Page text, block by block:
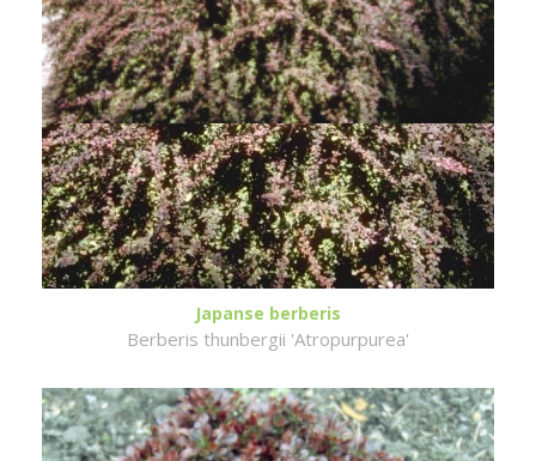
Japanse berberis
Berberis thunbergii 'Atropurpurea'